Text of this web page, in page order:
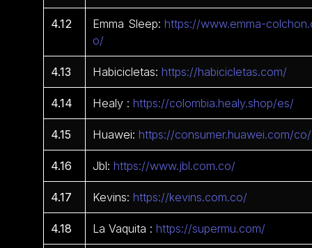
4.12 Emma Sleep:https://www.emma-
o/
4.13 Habicicletas:https://habicicletas.com/
4.14 Healy :https://colombia.healy.shop/es/
4.15 Huawei:https://consumer.huawei.com/co/
4.16 Jbl:https://www.jbl.com.co/
4.17 Kevins:https://kevins.com.co/
4.18 La Vaquita :https://supermu.com/